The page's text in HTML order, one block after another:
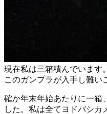
現在私は三箱積んでいます。
このガンプラが入手し難い
確か年末年始あたりに一箱
した。私は全てヨドバシカ